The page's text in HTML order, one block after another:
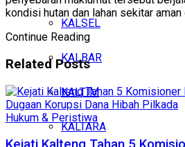
KALSEL
KALBAR
KALTIM
KALTARA
kondisi hutan dan lahan sekitar aman
Continue Reading
RelatedPosts
Hukum & Peristiwa